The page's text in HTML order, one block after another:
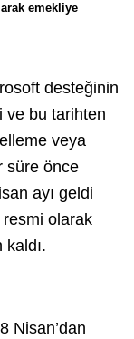
emekliye
desteğinin
ve bu tarihten
veya
süre önce
ayı geldi
resmi olarak
kaldı.
Nisan’dan